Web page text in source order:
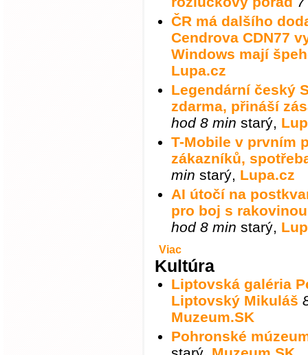
ČR má dalšího
Cendrova CDN77
Windows mají
Lupa.cz
Legendární český
zdarma, přináší
hod 8 min starý,
T-Mobile v prvním
zákazníků,
min starý, Lupa.cz
AI útočí na
pro boj s
hod 8 min starý,
Viac
Kultúra
Liptovská galéria
Liptovský Mikuláš
Muzeum.SK
Pohronské